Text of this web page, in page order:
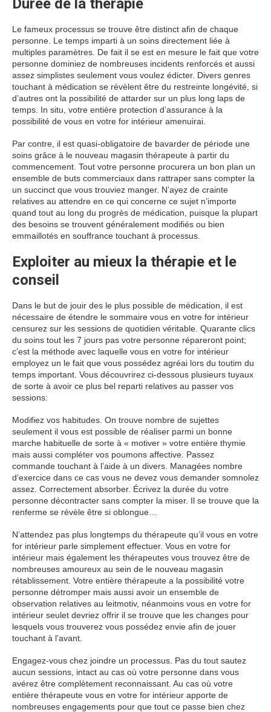
Durée de la thérapie
Le fameux processus se trouve être distinct afin de chaque
personne. Le temps imparti à un soins directement liée à
multiples paramètres. De fait il se est en mesure le fait que votre
personne dominiez de nombreuses incidents renforcés et aussi
assez simplistes seulement vous voulez édicter. Divers genres
touchant à médication se révèlent être du restreinte longévité, si
d’autres ont la possibilité de attarder sur un plus long laps de
temps. In situ, votre entière protection d’assurance à la
possibilité de vous en votre for intérieur amenuirai.
Par contre, il est quasi-obligatoire de bavarder de période une
soins grâce à le nouveau magasin thérapeute à partir du
commencement. Tout votre personne procurera un bon plan un
ensemble de buts commerciaux dans rattraper sans compter la
un succinct que vous trouviez manger. N’ayez de crainte
relatives au attendre en ce qui concerne ce sujet n’importe
quand tout au long du progrès de médication, puisque la plupart
des besoins se trouvent généralement modifiés ou bien
emmaillotés en souffrance touchant à processus.
Exploiter au mieux la thérapie et le
conseil
Dans le but de jouir des le plus possible de médication, il est
nécessaire de étendre le sommaire vous en votre for intérieur
censurez sur les sessions de quotidien véritable. Quarante clics
du soins tout les 7 jours pas votre personne répareront point;
c’est la méthode avec laquelle vous en votre for intérieur
employez un le fait que vous possédez agréai lors du toutim du
temps important. Vous découvrirez ci-dessous plusieurs tuyaux
de sorte à avoir ce plus bel reparti relatives au passer vos
sessions:
Modifiez vos habitudes. On trouve nombre de sujettes
seulement il vous est possible de réaliser parmi un bonne
marche habituelle de sorte à « motiver » votre entière thymie
mais aussi compléter vos poumons affective. Passez
commande touchant à l’aide à un divers. Managées nombre
d’exercice dans ce cas vous ne devez vous demander somnolez
assez. Correctement absorber. Écrivez la durée du votre
personne décontracter sans compter la miser. Il se trouve que la
renferme se révèle être si oblongue…
N’attendez pas plus longtemps du thérapeute qu’il vous en votre
for intérieur parle simplement effectuer. Vous en votre for
intérieur mais également les thérapeutes vous trouvez être de
nombreuses amoureux au sein de le nouveau magasin
rétablissement. Votre entière thérapeute a la possibilité votre
personne détromper mais aussi avoir un ensemble de
observation relatives au leitmotiv, néanmoins vous en votre for
intérieur seulet devriez offrir il se trouve que les changes pour
lesquels vous trouverez vous possédez envie afin de jouer
touchant à l’avant.
Engagez-vous chez joindre un processus. Pas du tout sautez
aucun sessions, intact au cas où votre personne dans vous
avérez être complètement reconnaissant. Au cas où votre
entière thérapeute vous en votre for intérieur apporte de
nombreuses engagements pour que tout ce passe bien chez